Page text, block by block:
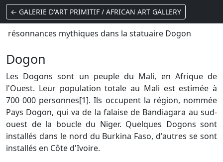
← GALERIE D'ART PRIMITIF / AFRICAN ART GALLERY
résonnances mythiques dans la statuaire Dogon
Dogon
Les Dogons sont un peuple du Mali, en Afrique de
l'Ouest. Leur population totale au Mali est estimée à
700 000 personnes[1]. Ils occupent la région, nommée
Pays Dogon, qui va de la falaise de Bandiagara au sud-
ouest de la boucle du Niger. Quelques Dogons sont
installés dans le nord du Burkina Faso, d'autres se sont
installés en Côte d'Ivoire.